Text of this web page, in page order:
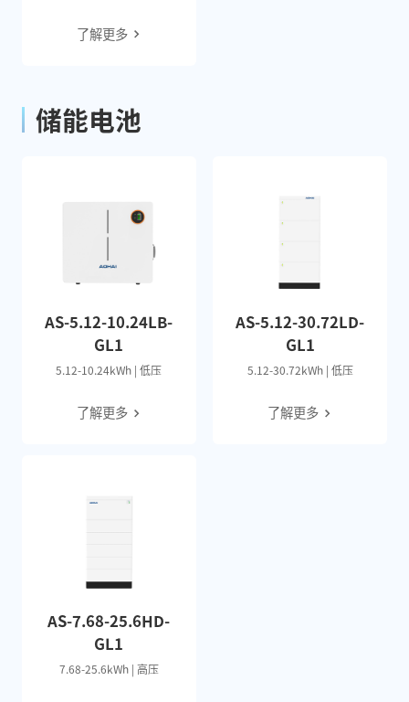
了解更多
储能电池
AS-5.12-10.24LB-
GL1
5.12-10.24kWh | 低压
了解更多
AS-5.12-30.72LD-
GL1
5.12-30.72kWh | 低压
了解更多
AS-7.68-25.6HD-
GL1
7.68-25.6kWh | 高压